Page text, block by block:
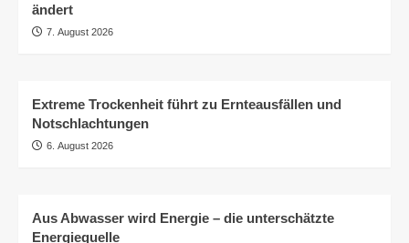
ändert
7. August 2026
Extreme Trockenheit führt zu Ernteausfällen und
Notschlachtungen
6. August 2026
Aus Abwasser wird Energie – die unterschätzte
Energiequelle